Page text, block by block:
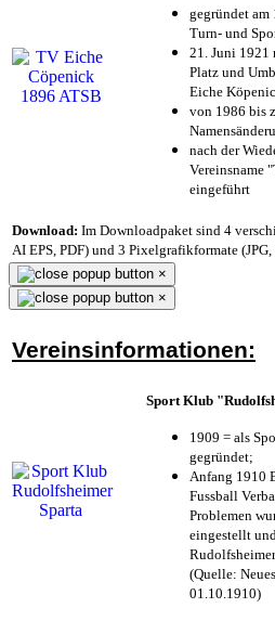
gegründet am
Turn- und
21. Juni 1921
Platz und
Eiche
von 1986 bis
nach der
Vereinsname
eingeführt
Download: Im Downloadpaket sind 4
AI EPS, PDF) und 3 Pixelgrafikformate (JPG,
×
×
Vereinsinformationen:
Sport Klub
1909 = als
gegründet;
Anfang 1910
Fussball
Problemen
eingestellt
(Quelle:
01.10.1910)